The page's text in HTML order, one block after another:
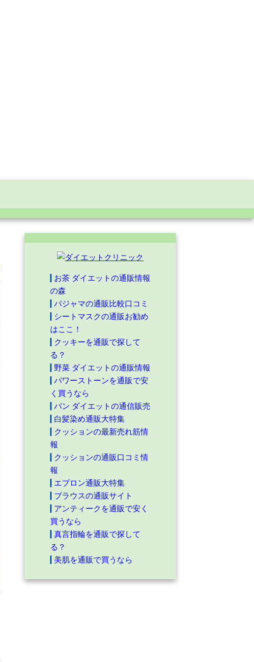
お茶 ダイエットの通販情報
の森
パジャマの通販比較口コミ
シートマスクの通販お勧め
はここ！
クッキーを通販で探して
る？
野菜 ダイエットの通販情報
パワーストーンを通販で安
く買うなら
パン ダイエットの通信販売
白髪染め通販大特集
クッションの最新売れ筋情
報
クッションの通販口コミ情
報
エプロン通販大特集
ブラウスの通販サイト
アンティークを通販で安く
買うなら
真言指輪を通販で探して
る？
美肌を通販で買うなら